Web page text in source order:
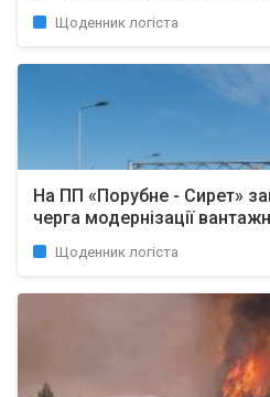
Щоденник логіста
На ПП «Порубне - Сирет»
черга модернізації
Щоденник логіста